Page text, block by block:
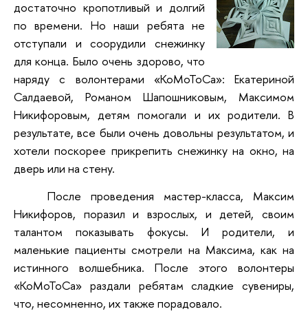
достаточно кропотливый и долгий
по времени. Но наши ребята не
отступали и соорудили снежинку
для конца. Было очень здорово, что
наряду с волонтерами «КоМоТоСа»: Екатериной
Салдаевой, Романом Шапошниковым, Максимом
Никифоровым, детям помогали и их родители. В
результате, все были очень довольны результатом, и
хотели поскорее прикрепить снежинку на окно, на
дверь или на стену.
После проведения мастер-класса, Максим
Никифоров, поразил и взрослых, и детей, своим
талантом показывать фокусы. И родители, и
маленькие пациенты смотрели на Максима, как на
истинного волшебника. После этого волонтеры
«КоМоТоСа» раздали ребятам сладкие сувениры,
что, несомненно, их также порадовало.